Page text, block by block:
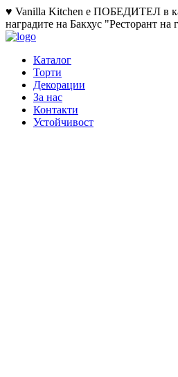
♥ Vanilla Kitchen е ПОБЕДИТЕЛ в
наградите на Бакхус "Ресторант на
Каталог
Торти
Декорации
За нас
Контакти
Устойчивост